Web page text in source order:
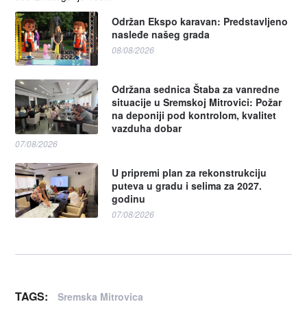
Održan Ekspo karavan: Predstavljeno
nasleđe našeg grada
08/08/2026
Održana sednica Štaba za vanredne
situacije u Sremskoj Mitrovici: Požar
na deponiji pod kontrolom, kvalitet
vazduha dobar
07/08/2026
U pripremi plan za rekonstrukciju
puteva u gradu i selima za 2027.
godinu
07/08/2026
TAGS: Sremska Mitrovica